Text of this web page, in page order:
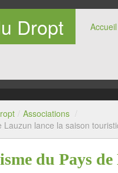
Dropt Accueil
/ Associations /
Lauzun lance la saison
du Pays